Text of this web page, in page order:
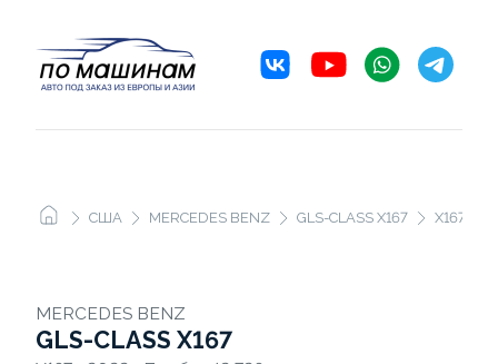
США MERCEDES BENZ GLS-CLASS X167 X167
MERCEDES BENZ
GLS-CLASS X167